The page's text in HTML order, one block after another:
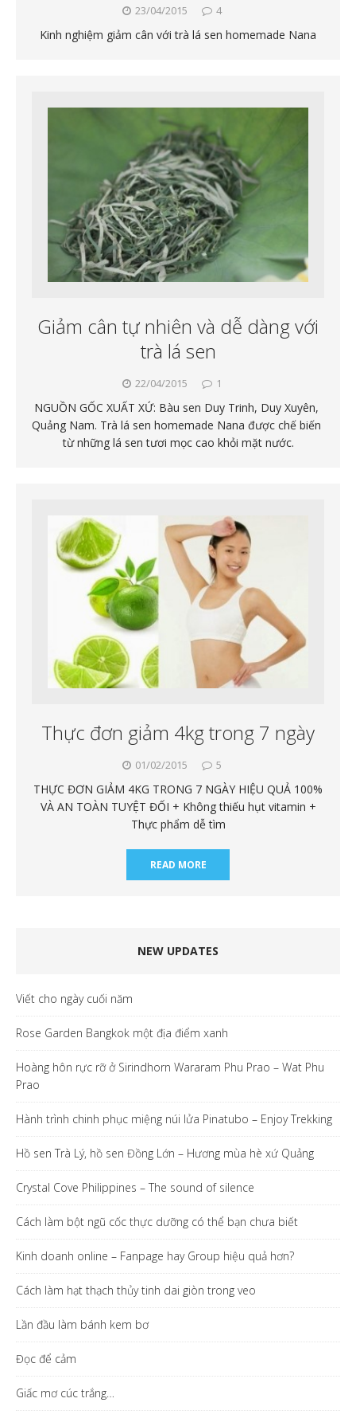
23/04/2015 4
Kinh nghiệm giảm cân với trà lá sen homemade Nana
Giảm cân tự nhiên và dễ dàng với
trà lá sen
22/04/2015 1
NGUỒN GỐC XUẤT XỨ: Bàu sen Duy Trinh, Duy Xuyên,
Quảng Nam. Trà lá sen homemade Nana được chế biến
từ những lá sen tươi mọc cao khỏi mặt nước.
Thực đơn giảm 4kg trong 7 ngày
01/02/2015 5
THỰC ĐƠN GIẢM 4KG TRONG 7 NGÀY HIỆU QUẢ 100%
VÀ AN TOÀN TUYỆT ĐỐI + Không thiếu hụt vitamin +
Thực phẩm dễ tìm
READ MORE
NEW UPDATES
Viết cho ngày cuối năm
Rose Garden Bangkok một địa điểm xanh
Hoàng hôn rực rỡ ở Sirindhorn Wararam Phu Prao – Wat Phu
Prao
Hành trình chinh phục miệng núi lửa Pinatubo – Enjoy Trekking
Hồ sen Trà Lý, hồ sen Đồng Lớn – Hương mùa hè xứ Quảng
Crystal Cove Philippines – The sound of silence
Cách làm bột ngũ cốc thực dưỡng có thể bạn chưa biết
Kinh doanh online – Fanpage hay Group hiệu quả hơn?
Cách làm hạt thạch thủy tinh dai giòn trong veo
Lần đầu làm bánh kem bơ
Đọc để cảm
Giấc mơ cúc trắng…